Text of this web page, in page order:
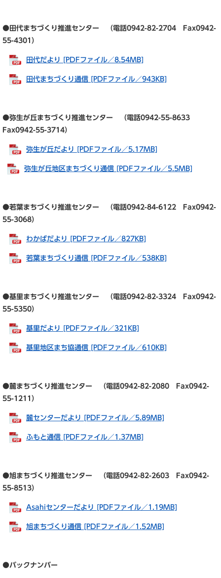
●田代まちづくり推進センター （電話0942-82-2704 Fax0942-
55-4301）
田代だより [PDFファイル／8.54MB]
田代まちづくり通信 [PDFファイル／943KB]
●弥生が丘まちづくり推進センター （電話0942-55-8633
Fax0942-55-3714）
弥生が丘だより [PDFファイル／5.17MB]
弥生が丘地区まちづくり通信 [PDFファイル／5.5MB]
●若葉まちづくり推進センター （電話0942-84-6122 Fax0942-
55-3068）
わかばだより [PDFファイル／827KB]
若葉まちづくり通信 [PDFファイル／538KB]
●基里まちづくり推進センター （電話0942-82-3324 Fax0942-
55-5350）
基里だより [PDFファイル／321KB]
基里地区まち協通信 [PDFファイル／610KB]
●麓まちづくり推進センター （電話0942-82-2080 Fax0942-
55-1211）
麓センターだより [PDFファイル／5.89MB]
ふもと通信 [PDFファイル／1.37MB]
●旭まちづくり推進センター （電話0942-82-2603 Fax0942-
55-8513）
Asahiセンターだより [PDFファイル／1.19MB]
旭まちづくり通信 [PDFファイル／1.52MB]
●バックナンバー